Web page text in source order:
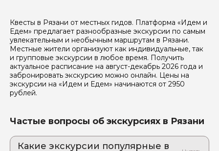
Квесты в Рязани от местных гидов. Платформа «Идем и
Едем» предлагает разнообразные экскурсии по самым
увлекательным и необычным маршрутам в Рязани.
Местные жители организуют как индивидуальные, так
и групповые экскурсии в любое время. Получить
актуальное расписание на август-декабрь 2026 года и
забронировать экскурсию можно онлайн. Цены на
экскурсии на «Идем и Едем» начинаются от 2950
рублей.
Частые вопросы об экскурсиях в Рязани
Какие экскурсии популярные в